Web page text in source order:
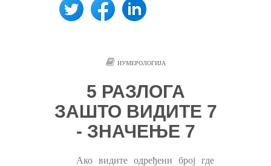
НУМЕРОЛОГИЈА
5 РАЗЛОГА
ЗАШТО ВИДИТЕ 7
- ЗНАЧЕЊЕ 7
Ако видите одређени број где